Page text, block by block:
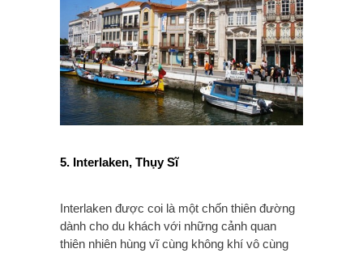
5. Interlaken, Thụy Sĩ
Interlaken được coi là một chốn thiên đường
dành cho du khách với những cảnh quan
thiên nhiên hùng vĩ cùng không khí vô cùng